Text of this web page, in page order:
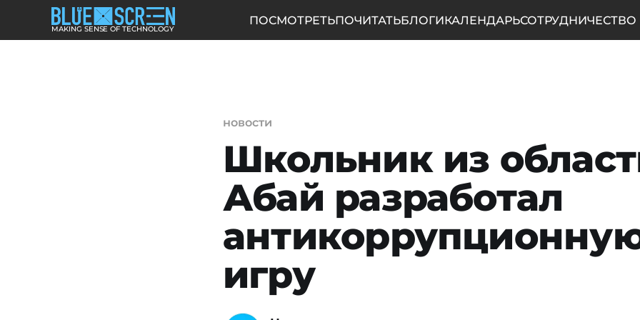
MAKING SENSE OF TECHNOLOGY
ПОСМОТРЕТЬПОЧИТАТЬБЛОГИКАЛЕНДАРЬСОТРУДНИЧЕСТВО
новости
Школьник из
Абай разработал
игру